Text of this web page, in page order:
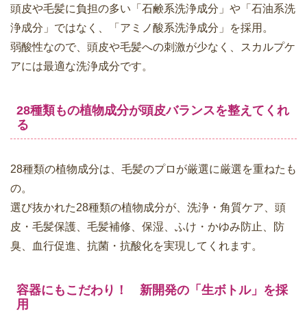
頭皮や毛髪に負担の多い「石鹸系洗浄成分」や「石油系洗
浄成分」ではなく、「アミノ酸系洗浄成分」を採用。
弱酸性なので、頭皮や毛髪への刺激が少なく、スカルプケ
アには最適な洗浄成分です。
28種類もの植物成分が頭皮バランスを整えてくれ
る
28種類の植物成分は、毛髪のプロが厳選に厳選を重ねたも
の。
選び抜かれた28種類の植物成分が、洗浄・角質ケア、頭
皮・毛髪保護、毛髪補修、保湿、ふけ・かゆみ防止、防
臭、血行促進、抗菌・抗酸化を実現してくれます。
容器にもこだわり！ 新開発の「生ボトル」を採
用